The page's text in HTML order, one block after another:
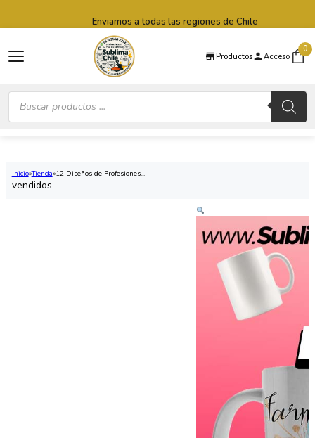
Productos Acceso
0
Búsqueda
productos
Enviamos a todas las regiones de Chile
Inicio Tienda 12 Diseños de Profesiones...
vendidos